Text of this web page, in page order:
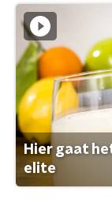
Hier gaat
elite